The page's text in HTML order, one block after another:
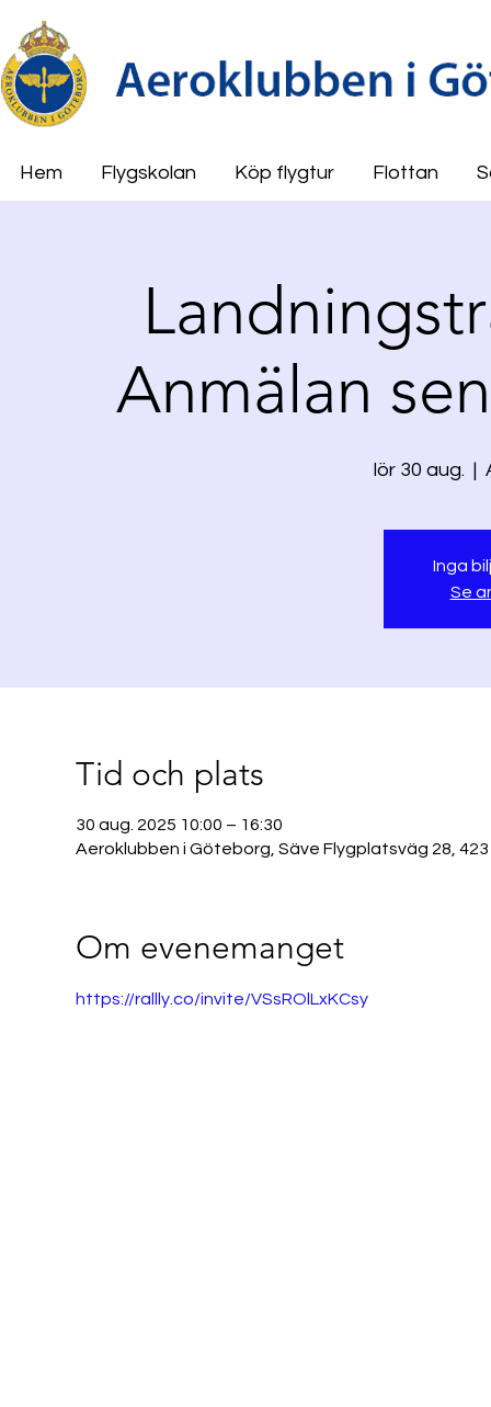
Hem Flygskolan Köp flygtur Flottan
Anmälan
lör 30 aug.
Inga
Se
Tid och plats
30 aug. 2025 10:00 – 16:30
Aeroklubben i Göteborg, Säve Flygplatsväg 28, 423
Om evenemanget
https://rallly.co/invite/VSsROlLxKCsy